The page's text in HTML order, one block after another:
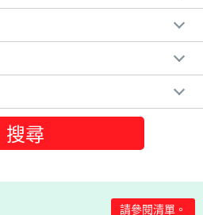
請參閱清單。